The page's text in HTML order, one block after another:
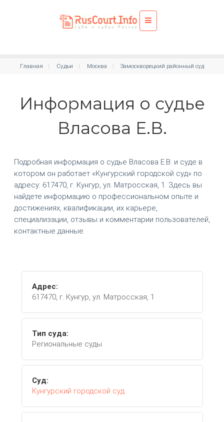
Главная Судьи Москва Замоскворецкий районный суд
Информация о судье
Власова Е.В.
Подробная информация о судье Власова Е.В. и суде в
котором он работает «Кунгурский городской суд» по
адресу: 617470, г. Кунгур, ул. Матросская, 1. Здесь вы
найдете информацию о профессиональном опыте и
достижениях, квалификации, их карьере,
специализации, отзывы и комментарии пользователей,
контактные данные.
Адрес:
617470, г. Кунгур, ул. Матросская, 1
Тип суда:
Региональные суды
Суд:
Кунгурский городской суд